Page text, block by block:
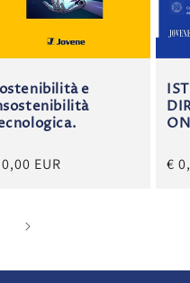
e
EUR €